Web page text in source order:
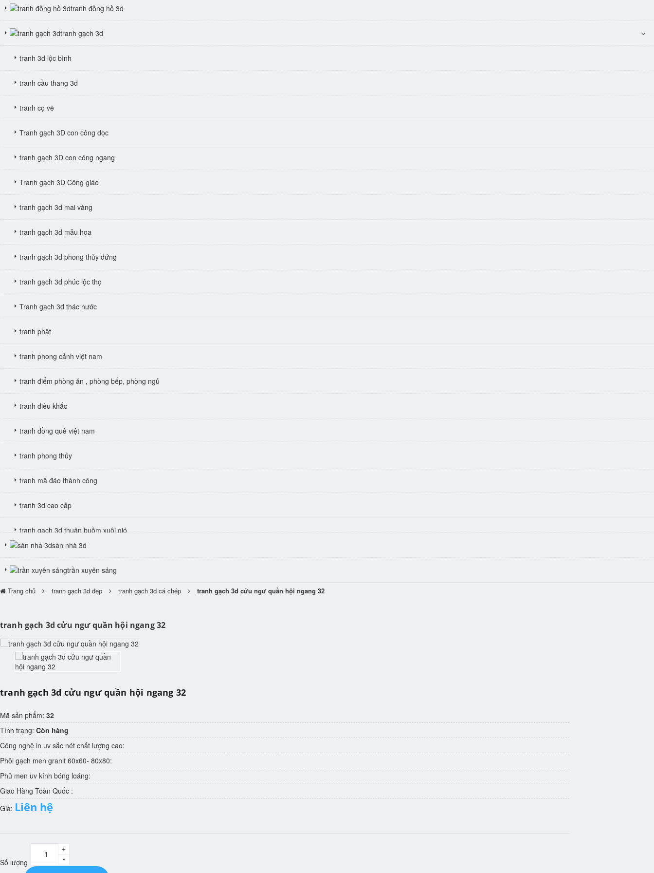
tranh đồng hồ 3d
tranh gạch 3d
tranh 3d lộc bình
tranh cầu thang 3d
tranh cọ vẽ
Tranh gạch 3D con công dọc
tranh gạch 3D con công ngang
Tranh gạch 3D Công giáo
tranh gạch 3d mai vàng
tranh gạch 3d mẫu hoa
tranh gạch 3d phong thủy đứng
tranh gạch 3d phúc lộc thọ
Tranh gạch 3d thác nước
tranh phật
tranh phong cảnh việt nam
tranh điểm phòng ăn , phòng bếp, phòng ngủ
tranh điêu khắc
tranh đồng quê việt nam
tranh phong thủy
tranh mã đáo thành công
tranh 3d cao cấp
tranh gạch 3d thuận buồm xuôi gió
sàn nhà 3d
trần xuyên sáng
Trang chủ tranh gạch 3d đẹp tranh gạch 3d cá chép tranh gạch 3d cửu ngư quần hội ngang 32
tranh gạch 3d cửu ngư quần hội ngang 32
tranh gạch 3d cửu ngư quần hội ngang 32
Mã sản phẩm: 32
Tình trạng: Còn hàng
Công nghệ in uv sắc nét chất lượng cao:
Phôi gạch men granit 60x60- 80x80:
Phủ men uv kính bóng loáng:
Giao Hàng Toàn Quốc :
Giá: Liên hệ
Số lượng -
+